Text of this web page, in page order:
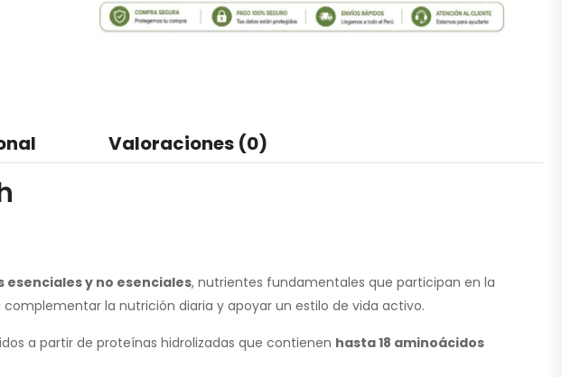
Valoraciones (0)
esenciales y no esenciales, nutrientes fundamentales que participan en la
complementar la nutrición diaria y apoyar un estilo de vida activo.
a partir de proteínas hidrolizadas que contienen hasta 18 aminoácidos